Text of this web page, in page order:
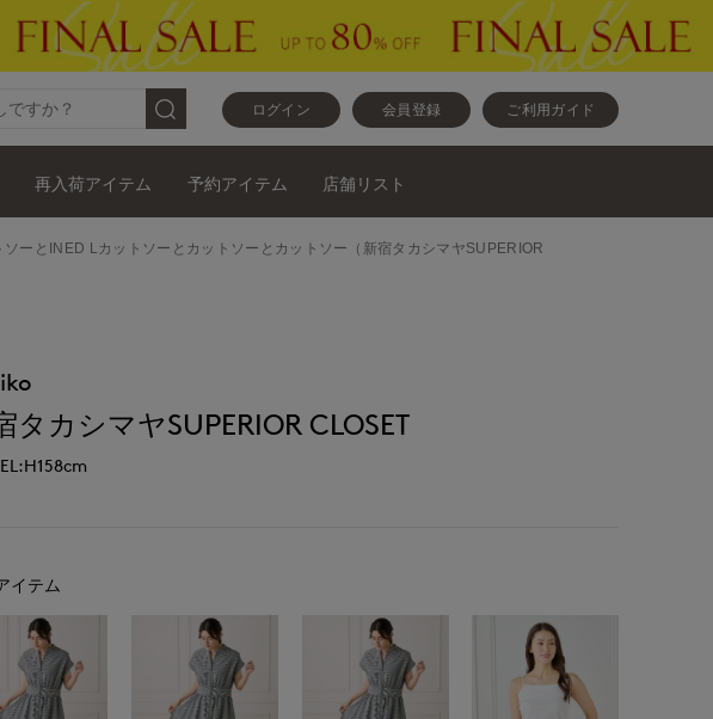
ログイン 会員登録 ご利用ガイド
再入荷アイテム 予約アイテム 店舗リスト
ーとINED Lカットソーとカットソーとカットソー（新宿タカシマヤSUPERIOR
タカシマヤSUPERIOR CLOSET
イテム